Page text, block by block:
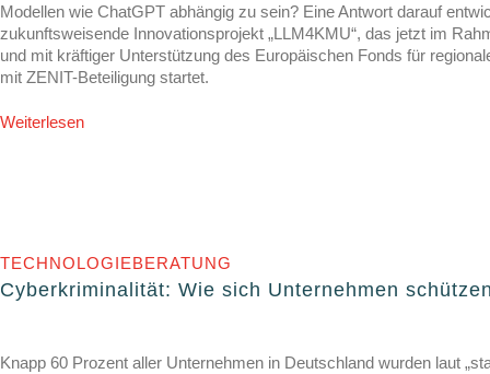
Modellen wie ChatGPT abhängig zu sein? Eine Antwort darauf
zukunftsweisende Innovationsprojekt „LLM4KMU“, das jetzt im
und mit kräftiger Unterstützung des Europäischen Fonds für
mit ZENIT-Beteiligung startet.
Weiterlesen
TECHNOLOGIEBERATUNG
Cyberkriminalität: Wie sich Unternehmen
Knapp 60 Prozent aller Unternehmen in Deutschland wurden laut